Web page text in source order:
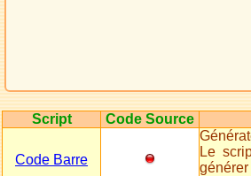
Script Code Source
Code Barre
Le